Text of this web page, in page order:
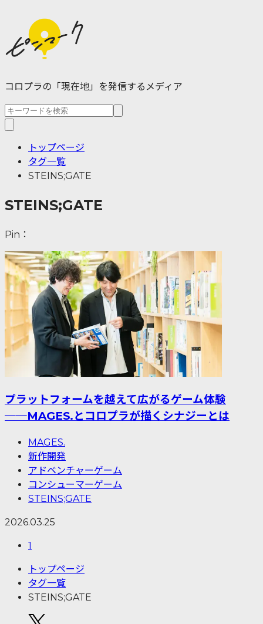
コロプラの「現在地」を発信するメディア
トップページ
タグ一覧
STEINS;GATE
STEINS;GATE
Pin：
プラットフォームを越えて広がるゲーム体験
──MAGES.とコロプラが描くシナジーとは
MAGES.
新作開発
アドベンチャーゲーム
コンシューマーゲーム
STEINS;GATE
2026.03.25
1
トップページ
タグ一覧
STEINS;GATE